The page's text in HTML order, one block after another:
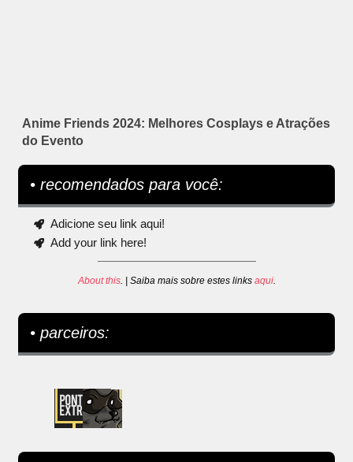
Anime Friends 2024: Melhores Cosplays e Atrações
do Evento
• recomendados para você:
Adicione seu link aqui!
Add your link here!
About this. | Saiba mais sobre estes links aqui.
• parceiros: